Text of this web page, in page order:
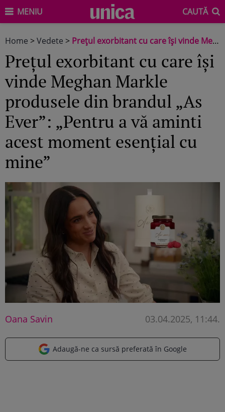
MENIU CAUTĂ
Home >Vedete > Prețul exorbitant cu care își vinde Meghan Markle produsele din brandul „As Ever”: „Pentru a vă aminti acest moment esențial cu mine”
Prețul exorbitant cu care își
vinde Meghan Markle
produsele din brandul „As
Ever”: „Pentru a vă aminti
acest moment esențial cu
mine”
Oana Savin 03.04.2025, 11:44.
Adaugă-ne ca sursă preferată în Google